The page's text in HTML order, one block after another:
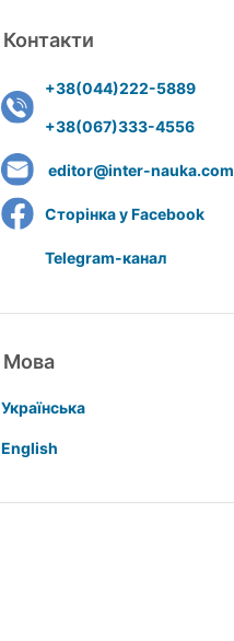
Контакти
+38(044)222-5889
+38(067)333-4556
editor@inter-nauka.com
Сторінка у Facebook
Telegram-канал
Мова
Українська
English